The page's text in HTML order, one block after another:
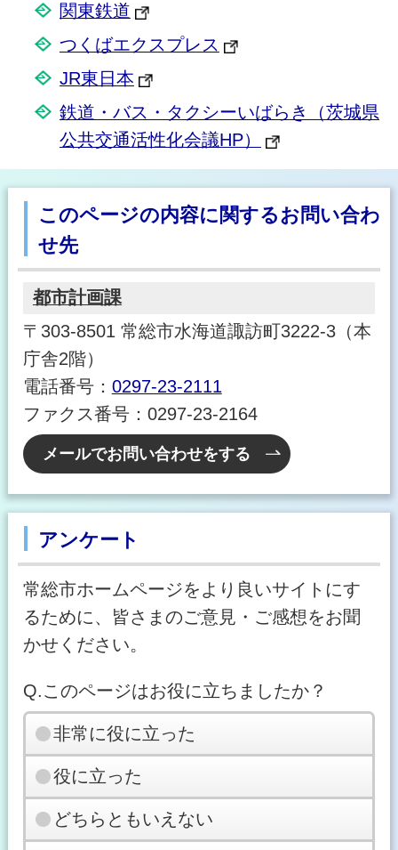
関東鉄道
つくばエクスプレス
JR東日本
鉄道・バス・タクシーいばらき（茨城県
公共交通活性化会議HP）
このページの内容に関するお問い合わ
せ先
都市計画課
〒303-8501 常総市水海道諏訪町3222-3（本
庁舎2階）
電話番号： 0297-23-2111
ファクス番号：0297-23-2164
メールでお問い合わせをする
アンケート
常総市ホームページをより良いサイトにす
るために、皆さまのご意見・ご感想をお聞
かせください。
Q.このページはお役に立ちましたか？
非常に役に立った
役に立った
どちらともいえない